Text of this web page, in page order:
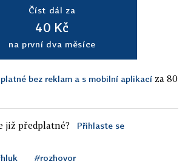
Číst dál za
40 Kč
na první dva měsíce
bez reklam a s mobilní aplikací za 80
již předplatné? Přihlaste se
#rozhovor